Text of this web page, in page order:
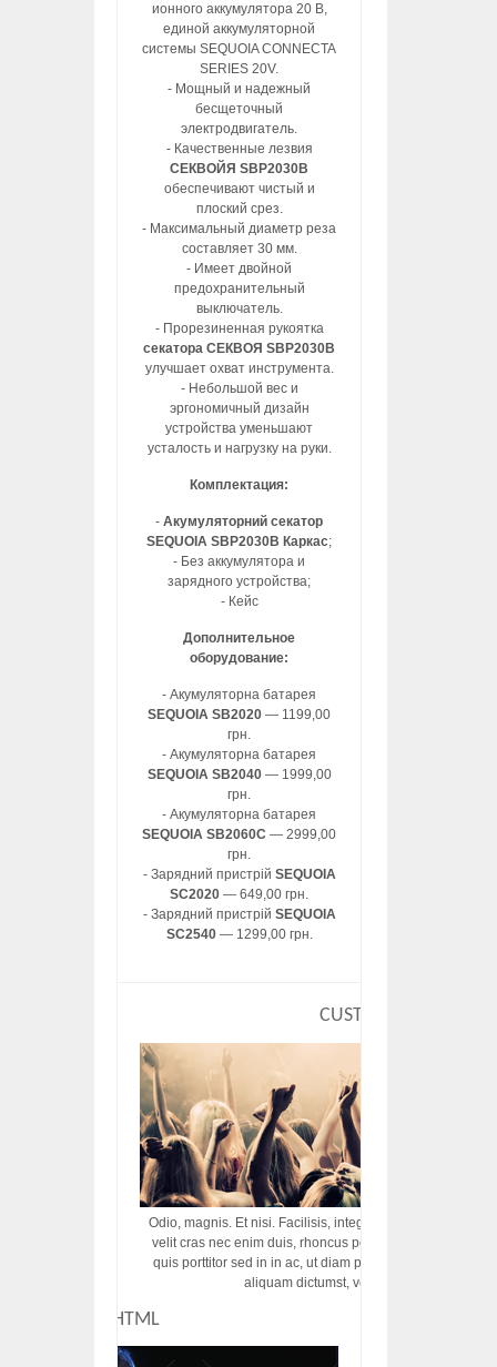
ионного аккумулятора 20 В,
единой аккумуляторной
системы SEQUOIA CONNECTA
SERIES 20V.
- Мощный и надежный
бесщеточный
электродвигатель.
- Качественные лезвия
СЕКВОЙЯ SBP2030B
обеспечивают чистый и
плоский срез.
- Максимальный диаметр реза
составляет 30 мм.
- Имеет двойной
предохранительный
выключатель.
- Прорезиненная рукоятка
секатора СЕКВОЯ SBP2030B
улучшает охват инструмента.
- Небольшой вес и
эргономичный дизайн
устройства уменьшают
усталость и нагрузку на руки.
Комплектация:
-Акумуляторний секатор
SEQUOIA SBP2030B Каркас;
- Без аккумулятора и
зарядного устройства;
- Кейс
Дополнительное
оборудование:
- Акумуляторна батарея
SEQUOIA SB2020 — 1199,00
грн.
- Акумуляторна батарея
SEQUOIA SB2040— 1999,00
грн.
- Акумуляторна батарея
SEQUOIA SB2060C — 2999,00
грн.
- Зарядний пристрій SEQUOIA
SC2020 — 649,00 грн.
- Зарядний пристрій SEQUOIA
SC2540— 1299,00 грн.
CUSTOM HTML
Odio, magnis. Et nisi. Facilisis, integer! Risus augue! Non
velit cras nec enim duis, rhoncus porttitor ac vut rhoncus
quis porttitor sed in in ac, ut diam porttitor odio nunc
aliquam dictumst, vel amet tincidunt
CUSTOM HTML